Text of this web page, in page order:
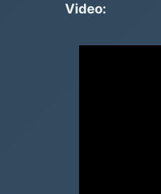
Video: